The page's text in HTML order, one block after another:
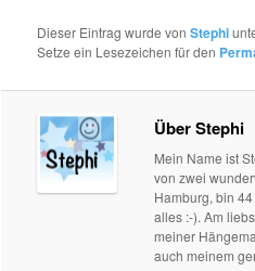
Dieser Eintrag wurde vonStephi
Setze ein Lesezeichen für den
Über Stephi
Mein Name ist
von zwei
Hamburg, bin
alles :-). Am
meiner
auch meinem